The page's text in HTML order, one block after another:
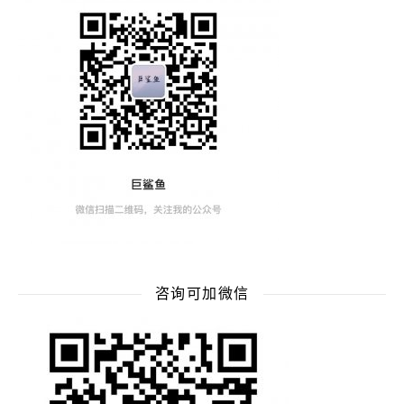
咨询可加微信